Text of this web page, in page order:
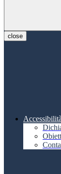
close
Accessibilità